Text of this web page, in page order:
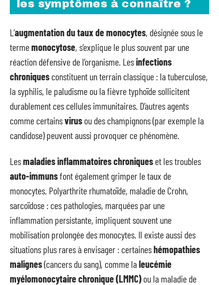
les symptômes à connaître ?
L’augmentation du taux de monocytes, désignée sous le
termemonocytose, s’explique le plus souvent par une
réaction défensive de l’organisme. Lesinfections
chroniques constituent un terrain classique : la tuberculose,
la syphilis, le paludisme ou la fièvre typhoïde sollicitent
durablement ces cellules immunitaires. D’autres agents
comme certainsvirus ou des champignons (par exemple la
candidose) peuvent aussi provoquer ce phénomène.
Lesmaladies inflammatoires chroniques et les troubles
auto-immunsfont également grimper le taux de
monocytes. Polyarthrite rhumatoïde, maladie de Crohn,
sarcoïdose : ces pathologies, marquées par une
inflammation persistante, impliquent souvent une
mobilisation prolongée des monocytes. Il existe aussi des
situations plus rares à envisager : certaineshémopathies
malignes(cancers du sang), comme laleucémie
myélomonocytaire chronique (LMMC)ou la maladie de